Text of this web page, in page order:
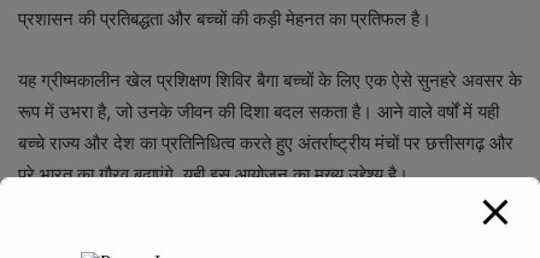
प्रशासन की प्रतिबद्धता और बच्चों की कड़ी मेहनत का प्रतिफल है।
यह ग्रीष्मकालीन खेल प्रशिक्षण शिविर बैगा बच्चों के लिए एक ऐसे सुनहरे अवसर के
रूप में उभरा है, जो उनके जीवन की दिशा बदल सकता है। आने वाले वर्षों में यही
बच्चे राज्य और देश का प्रतिनिधित्व करते हुए अंतर्राष्ट्रीय मंचों पर छत्तीसगढ़ और
पूरे भारत का गौरव बढ़ाएंगे, यही इस आयोजन का मुख्य उद्देश्य है।